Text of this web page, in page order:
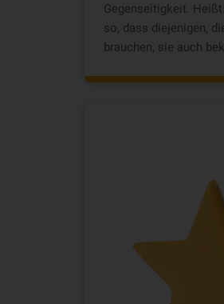
Gegenseitigkeit.
so, dass diejenigen,
brauchen, sie auch